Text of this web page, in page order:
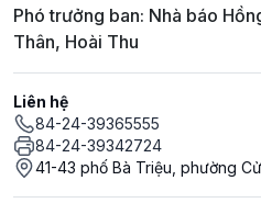
Phó trưởng ban: Nhà báo
Thân, Hoài Thu
Liên hệ
84-24-39365555
84-24-39342724
41-43 phố Bà Triệu, phường